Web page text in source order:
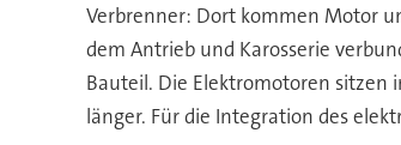
Verbrenner: Dort kommen Motor
dem Antrieb und Karosserie
Bauteil. Die Elektromotoren sitzen
länger. Für die Integration des